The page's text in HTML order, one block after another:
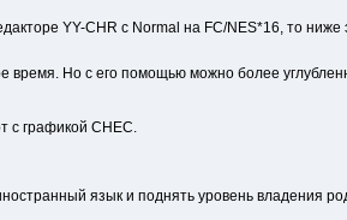
YY-CHR с Normal на FC/NES*16, то
время. Но с его помощью можно более
с графикой СНЕС.
язык и поднять уровень владения